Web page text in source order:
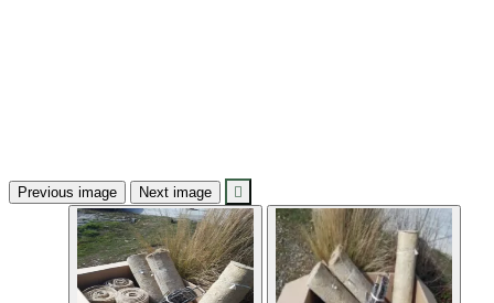
Previous image Next image 